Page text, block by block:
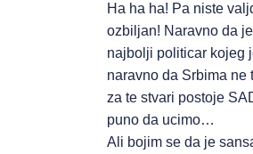
Ha ha ha! Pa niste
ozbiljan! Naravno da
najbolji politicar kojeg
naravno da Srbima ne
za te stvari postoje
puno da ucimo…
Ali bojim se da je